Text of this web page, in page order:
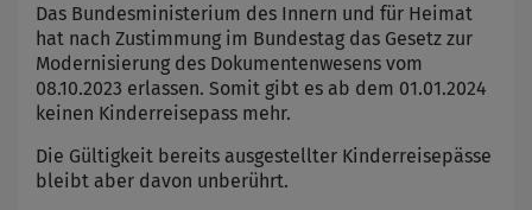
Das Bundesministerium des Innern und für Heimat
hat nach Zustimmung im Bundestag das Gesetz zur
Modernisierung des Dokumentenwesens vom
08.10.2023 erlassen. Somit gibt es ab dem 01.01.2024
keinen Kinderreisepass mehr.
Die Gültigkeit bereits ausgestellter Kinderreisepässe
bleibt aber davon unberührt.